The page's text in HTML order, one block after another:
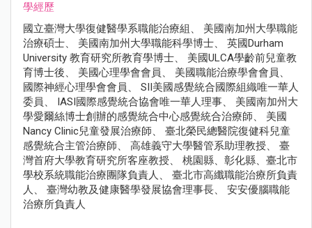
學經歷
國立臺灣大學復健醫學系職能治療組、 美國南加州大學職能
治療碩士、 美國南加州大學職能科學博士、 英國Durham
University 教育研究所教育學博士、 美國ULCA學齡前兒童教
育博士後、 美國心理學會會員、 美國職能治療學會會員、
國際神經心理學會會員、 SII美國感覺統合國際組織唯一華人
委員、 IASI國際感覺統合協會唯一華人理事、 美國南加州大
學愛爾絲博士創辦的感覺統合中心感覺統合治療師、 美國
Nancy Clinic兒童發展治療師、 臺北榮民總醫院復健科兒童
感覺統合主管治療師、 高雄義守大學醫管系助理教授、 臺
灣首府大學教育研究所客座教授、 桃園縣、彰化縣、臺北市
學校系統職能治療團隊負責人、 臺北市高纖職能治療所負責
人、 臺灣幼教及健康醫學發展協會理事長、 安安優腦職能
治療所負責人